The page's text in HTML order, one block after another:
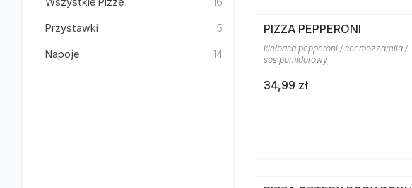
Przystawki 5
Napoje 14
PIZZA PEPPERONI
kiełbasa pepperoni / ser mozzarella /
sos pomidorowy
34,99 zł